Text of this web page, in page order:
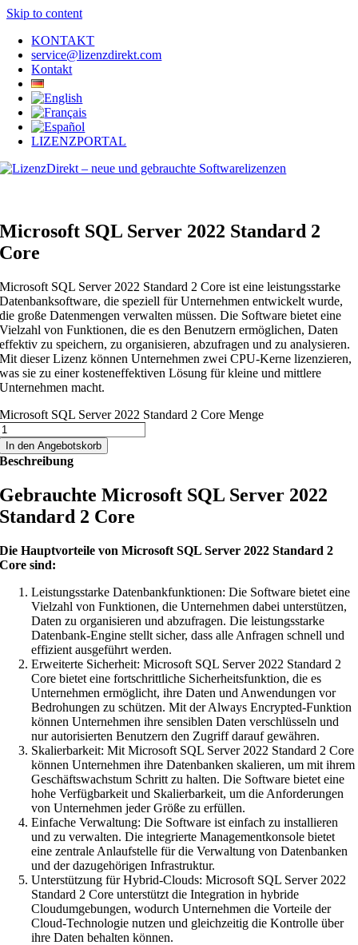
Skip to content
KONTAKT
service@lizenzdirekt.com
Kontakt
LIZENZPORTAL
Microsoft SQL Server 2022 Standard 2
Core
Microsoft SQL Server 2022 Standard 2 Core ist eine leistungsstarke
Datenbanksoftware, die speziell für Unternehmen entwickelt wurde,
die große Datenmengen verwalten müssen. Die Software bietet eine
Vielzahl von Funktionen, die es den Benutzern ermöglichen, Daten
effektiv zu speichern, zu organisieren, abzufragen und zu analysieren.
Mit dieser Lizenz können Unternehmen zwei CPU-Kerne lizenzieren,
was sie zu einer kosteneffektiven Lösung für kleine und mittlere
Unternehmen macht.
Microsoft SQL Server 2022 Standard 2 Core Menge
In den Angebotskorb
Beschreibung
Gebrauchte Microsoft SQL Server 2022
Standard 2 Core
Die Hauptvorteile von Microsoft SQL Server 2022 Standard 2
Core sind:
Leistungsstarke Datenbankfunktionen: Die Software bietet eine
Vielzahl von Funktionen, die Unternehmen dabei unterstützen,
Daten zu organisieren und abzufragen. Die leistungsstarke
Datenbank-Engine stellt sicher, dass alle Anfragen schnell und
effizient ausgeführt werden.
Erweiterte Sicherheit: Microsoft SQL Server 2022 Standard 2
Core bietet eine fortschrittliche Sicherheitsfunktion, die es
Unternehmen ermöglicht, ihre Daten und Anwendungen vor
Bedrohungen zu schützen. Mit der Always Encrypted-Funktion
können Unternehmen ihre sensiblen Daten verschlüsseln und
nur autorisierten Benutzern den Zugriff darauf gewähren.
Skalierbarkeit: Mit Microsoft SQL Server 2022 Standard 2 Core
können Unternehmen ihre Datenbanken skalieren, um mit ihrem
Geschäftswachstum Schritt zu halten. Die Software bietet eine
hohe Verfügbarkeit und Skalierbarkeit, um die Anforderungen
von Unternehmen jeder Größe zu erfüllen.
Einfache Verwaltung: Die Software ist einfach zu installieren
und zu verwalten. Die integrierte Managementkonsole bietet
eine zentrale Anlaufstelle für die Verwaltung von Datenbanken
und der dazugehörigen Infrastruktur.
Unterstützung für Hybrid-Clouds: Microsoft SQL Server 2022
Standard 2 Core unterstützt die Integration in hybride
Cloudumgebungen, wodurch Unternehmen die Vorteile der
Cloud-Technologie nutzen und gleichzeitig die Kontrolle über
ihre Daten behalten können.